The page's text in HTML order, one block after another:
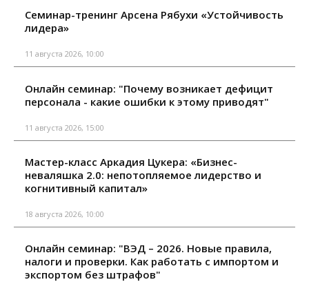
Семинар-тренинг Арсена Рябухи «Устойчивость
лидера»
11 августа 2026, 10:00
Онлайн семинар: "Почему возникает дефицит
персонала - какие ошибки к этому приводят"
11 августа 2026, 15:00
Мастер-класс Аркадия Цукера: «Бизнес-
неваляшка 2.0: непотопляемое лидерство и
когнитивный капитал»
18 августа 2026, 10:00
Онлайн семинар: "ВЭД – 2026. Новые правила,
налоги и проверки. Как работать с импортом и
экспортом без штрафов"